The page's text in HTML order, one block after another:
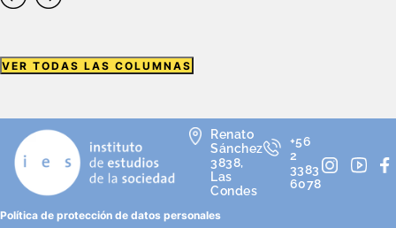
VER TODAS LAS COLUMNAS
Renato
Sánchez
3838,
Las
Condes
+56
2
3383
6078
Política de protección de datos personales